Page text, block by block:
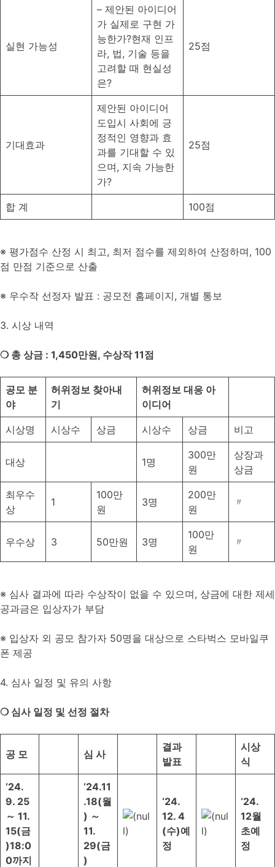
실현 가능성
– 제안된 아이디어
가 실제로 구현 가
능한가?현재 인프
라, 법, 기술 등을
고려할 때 현실성
은?
25점
기대효과
제안된 아이디어
도입시 사회에 긍
정적인 영향과 효
과를 기대할 수 있
으며, 지속 가능한
가?
25점
합 계 100점
※ 평가점수 산정 시 최고, 최저 점수를 제외하여 산정하며, 100
점 만점 기준으로 산출
※ 우수작 선정자 발표 : 공모전 홈페이지, 개별 통보
3. 시상 내역
❍ 총 상금 : 1,450만원, 수상작11점
공모 분
야
허위정보 찾아내
기
허위정보 대응 아
이디어
시상명 시상수 상금 시상수 상금 비고
대상 1명
300만
원
상장과
상금
최우수
상
1
100만
원
3명
200만
원
〃
우수상 3 50만원 3명
100만
원
〃
※ 심사 결과에 따라 수상작이 없을 수 있으며, 상금에 대한 제세
공과금은 입상자가 부담
※ 입상자 외 공모 참가자 50명을 대상으로 스타벅스 모바일쿠
폰 제공
4. 심사 일정 및 유의 사항
❍ 심사 일정 및 선정 절차
공 모 심 사
결과
발표
시상
식
‘24.
9. 25
～ 11.
15(금
)18:0
0까지
‘24.11
.18(월
) ～
11.
29(금
)
‘24.
12. 4
(수)예
정
‘24.
12월
초예
정